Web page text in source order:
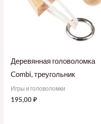
Деревянная головоломка
Combi, треугольник
Игры и головоломки
195,00₽